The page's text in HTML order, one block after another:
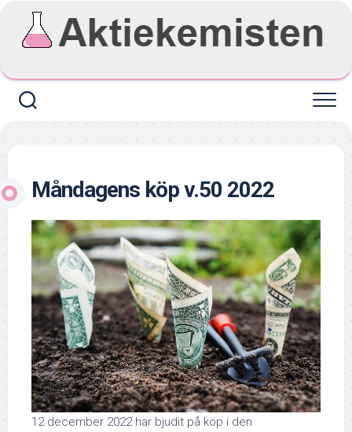
content
Måndagens köp v.50 2022
12 december 2022 har bjudit på köp i den